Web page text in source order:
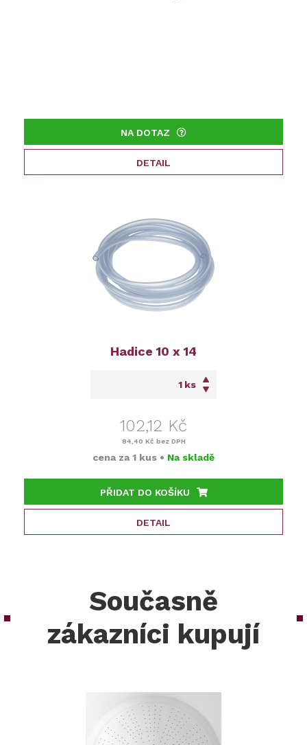
NA DOTAZ
DETAIL
Hadice 10 x 14
ks
102,12 Kč
84,40 Kč bez DPH
cena za 1 kus • Na skladě
PŘIDAT DO KOŠÍKU
DETAIL
Současně
zákazníci kupují